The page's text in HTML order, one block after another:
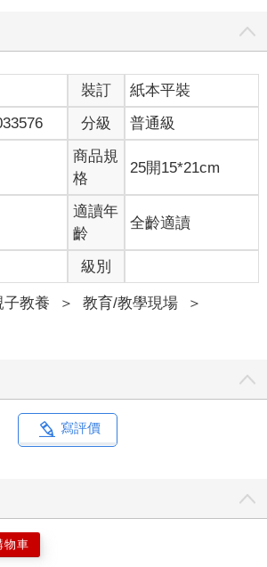
裝訂
紙本平裝
分級 普通級
商品規
格
25開15*21cm
適讀年
齡
全齡適讀
級別
子教養 ＞ 教育/教學現場
＞
寫評價
物車